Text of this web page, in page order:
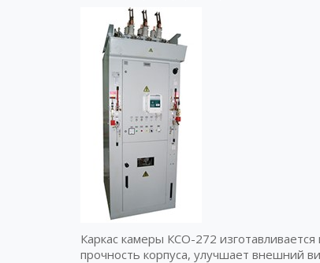
Каркас камеры КСО-272
прочность корпуса, улучшает внешний